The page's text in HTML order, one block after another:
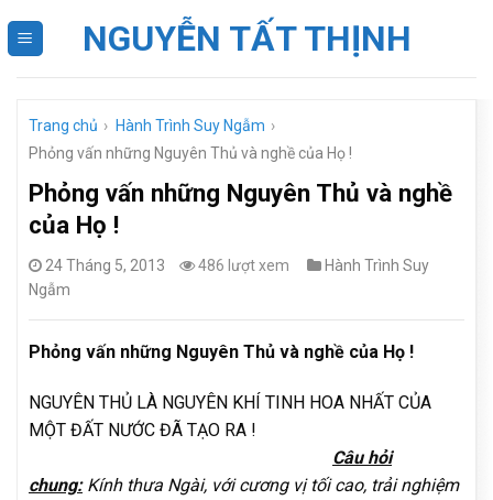
NGUYỄN TẤT THỊNH
Trang chủ › Hành Trình Suy Ngẫm ›
Phỏng vấn những Nguyên Thủ và nghề của Họ !
Phỏng vấn những Nguyên Thủ và nghề
của Họ !
24 Tháng 5, 2013 486 lượt xem
Hành Trình Suy
Ngẫm
Phỏng vấn những Nguyên Thủ và nghề của Họ !
NGUYÊN THỦ LÀ NGUYÊN KHÍ TINH HOA NHẤT CỦA
MỘT ĐẤT NƯỚC ĐÃ TẠO RA !
Câu hỏi
chung: Kính thưa Ngài, với cương vị tối cao, trải nghiệm